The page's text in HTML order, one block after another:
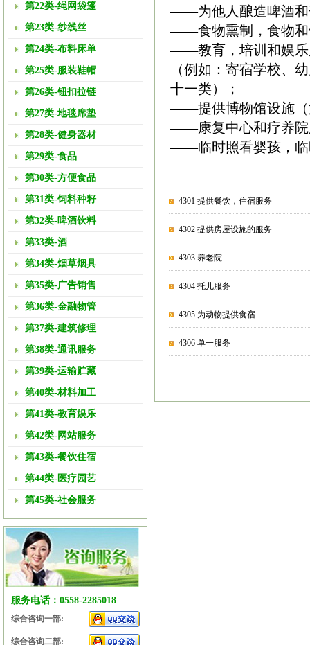
第22类-绳网袋篷
第23类-纱线丝
第24类-布料床单
第25类-服装鞋帽
第26类-钮扣拉链
第27类-地毯席垫
第28类-健身器材
第29类-食品
第30类-方便食品
第31类-饲料种籽
第32类-啤酒饮料
第33类-酒
第34类-烟草烟具
第35类-广告销售
第36类-金融物管
第37类-建筑修理
第38类-通讯服务
第39类-运输贮藏
第40类-材料加工
第41类-教育娱乐
第42类-网站服务
第43类-餐饮住宿
第44类-医疗园艺
第45类-社会服务
服务电话：0558-2285018
综合咨询一部:
综合咨询二部:
——为他人酿造啤酒和
——食物熏制，食物和
——教育，培训和娱乐
（例如：寄宿学校、
十一类）；
——提供博物馆设施（
——康复中心和疗养院
——临时照看婴孩，临
4301 提供餐饮，住宿服务
4302 提供房屋设施的服务
4303 养老院
4304 托儿服务
4305 为动物提供食宿
4306 单一服务